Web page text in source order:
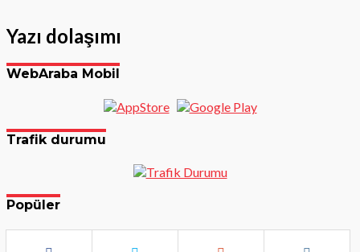
Yazı dolaşımı
WebAraba Mobil
Trafik durumu
Popüler